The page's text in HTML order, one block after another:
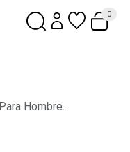
0
Hombre.